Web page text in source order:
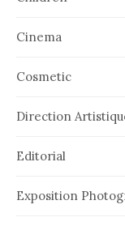
Cinema
Cosmetic
Direction
Editorial
Exposition